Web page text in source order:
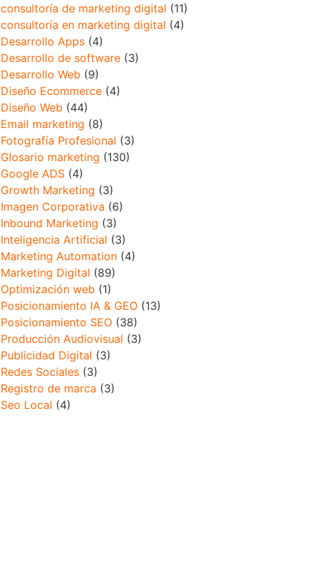
consultoría de marketing digital (11)
consultoría en marketing digital (4)
Desarrollo Apps(4)
Desarrollo de software(3)
Desarrollo Web (9)
Diseño Ecommerce(4)
Diseño Web (44)
Email marketing (8)
Fotografía Profesional (3)
Glosario marketing (130)
Google ADS(4)
Growth Marketing (3)
Imagen Corporativa (6)
Inbound Marketing (3)
Inteligencia Artificial (3)
Marketing Automation(4)
Marketing Digital (89)
Optimización web (1)
Posicionamiento IA & GEO(13)
Posicionamiento SEO(38)
Producción Audiovisual (3)
Publicidad Digital (3)
Redes Sociales(3)
Registro de marca (3)
Seo Local (4)